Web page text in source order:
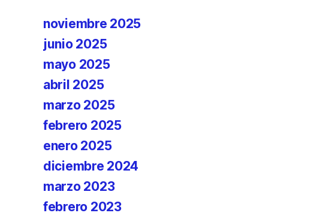
noviembre 2025
junio 2025
mayo 2025
abril 2025
marzo 2025
febrero 2025
enero 2025
diciembre 2024
marzo 2023
febrero 2023